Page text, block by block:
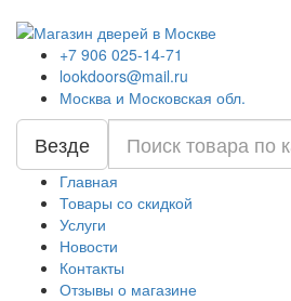
+7 906 025-14-71
lookdoors@mail.ru
Москва и Московская обл.
Везде
Главная
Товары со скидкой
Услуги
Новости
Контакты
Отзывы о магазине